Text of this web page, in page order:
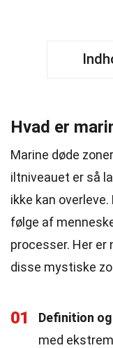
Hvad er
Marine døde
iltniveauet er så
ikke kan
følge af
processer. Her
disse mystiske
01 Definition
med